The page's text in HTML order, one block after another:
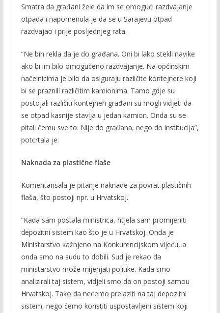
Smatra da građani žele da im se omogući razdvajanje
otpada i napomenula je da se u Sarajevu otpad
razdvajao i prije posljednjeg rata.
“Ne bih rekla da je do građana. Oni bi lako stekli navike
ako bi im bilo omogućeno razdvajanje. Na općinskim
načelnicima je bilo da osiguraju različite kontejnere koji
bi se praznili različitim kamionima. Tamo gdje su
postojali različiti kontejneri građani su mogli vidjeti da
se otpad kasnije stavlja u jedan kamion. Onda su se
pitali čemu sve to. Nije do građana, nego do institucija”,
potcrtala je.
Naknada za plastične flaše
Komentarisala je pitanje naknade za povrat plastičnih
flaša, što postoji npr. u Hrvatskoj.
“Kada sam postala ministrica, htjela sam promijeniti
depozitni sistem kao što je u Hrvatskoj. Onda je
Ministarstvo kažnjeno na Konkurencijskom vijeću, a
onda smo na sudu to dobili. Sud je rekao da
ministarstvo može mijenjati politike. Kada smo
analizirali taj sistem, vidjeli smo da on postoji samou
Hrvatskoj. Tako da nećemo prelaziti na taj depozitni
sistem, nego ćemo koristiti uspostavljeni sistem koji